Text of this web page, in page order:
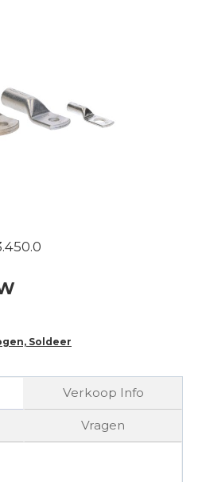
Soldeer
Verkoop Info
Vragen